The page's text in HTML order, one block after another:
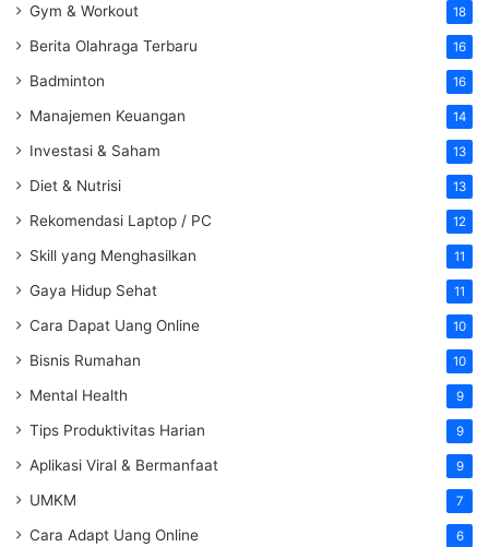
Gym & Workout 18
Berita Olahraga Terbaru 16
Badminton 16
Manajemen Keuangan 14
Investasi & Saham 13
Diet & Nutrisi 13
Rekomendasi Laptop / PC 12
Skill yang Menghasilkan 11
Gaya Hidup Sehat 11
Cara Dapat Uang Online 10
Bisnis Rumahan 10
Mental Health 9
Tips Produktivitas Harian 9
Aplikasi Viral & Bermanfaat 9
UMKM 7
Cara Adapt Uang Online 6